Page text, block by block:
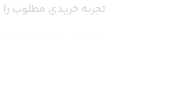
تجربه خریدی مطلوب
نوسانات قیمتی زیاد
دقت بررسی کنید.